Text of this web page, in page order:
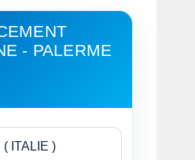
- PALERME